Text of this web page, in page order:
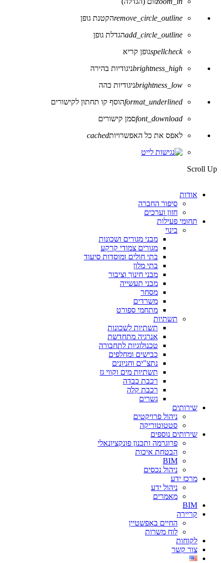
remove_circle_outlineהקטנת גופן
add_circle_outlineהגדלת גופן
spellcheckגופן קריא
brightness_highניגודיות בהירה
brightness_lowניגודיות כהה
format_underlinedהוסף קו תחתון לקישורים
font_downloadסמן קישורים
לאפס את כל האפשרויותcached
Scroll Up
אודות
סיפור החברה
חזון וערכים
תחומי פעילות
בינוי
מבני מגורים ושכונות
מגורים צמודי קרקע
בתי חולים ומוסדות סיעוד
בתי מלון
מבני חינוך וציבור
מבני תעשייה
מסחר
משרדים
מתחמי ספורט
תשתיות
תשתיות לשכונות
אנרגיה מתחדשת
טכנולוגיות לתחבורה
כבישים ומחלפים
נתצ"ים וחניונים
תשתיות מים וקווי גז
רכבת כבדה
רכבת קלה
גשרים
שירותים
ניהול פרויקטים
סטטוטוריקה
שירותים נוספים
פרוגרמה ותכנון פונקציונאלי
הבטחת איכות
BIM
ניהול נכסים
מרכז ידע
ניהול ידע
מאמרים
BIM
קריירה
החיים באפשטיין
לוח משרות
לקוחות
צור קשר